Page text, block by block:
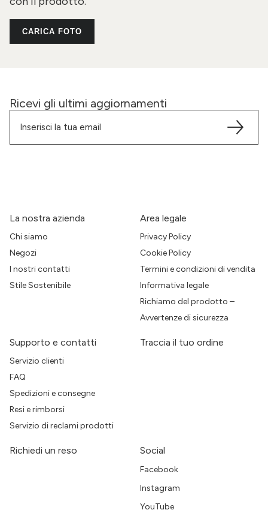
CARICA FOTO
Ricevi gli ultimi aggiornamenti
La nostra azienda
Chi siamo
Negozi
I nostri contatti
Stile Sostenibile
Area legale
Privacy Policy
Cookie Policy
Termini e condizioni di vendita
Informativa legale
Richiamo del prodotto –
Avvertenze di sicurezza
Supporto e contatti
Servizio clienti
FAQ
Spedizioni e consegne
Resi e rimborsi
Servizio di reclami prodotti
Traccia il tuo ordine
Richiedi un reso Social
Facebook
Instagram
YouTube